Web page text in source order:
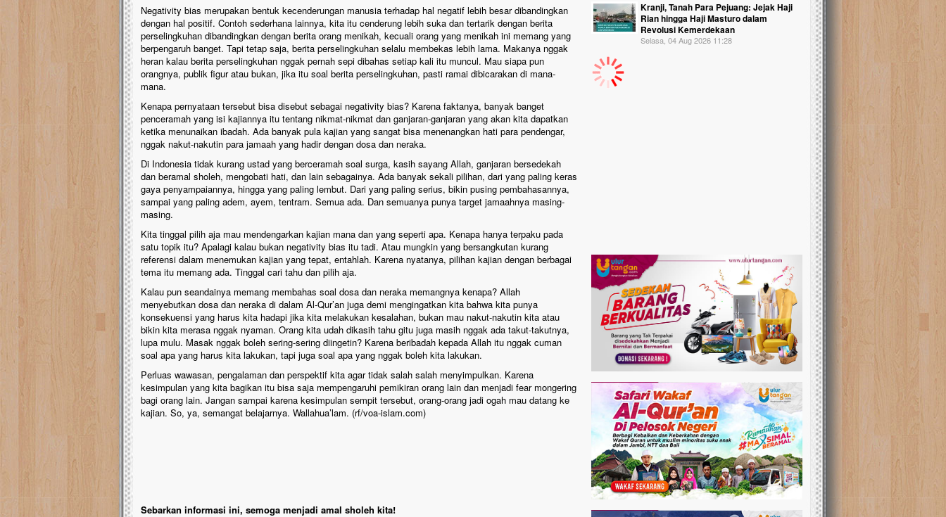
Negativity bias merupakan bentuk kecenderungan manusia terhadap hal negatif lebih besar dibandingkan
dengan hal positif. Contoh sederhana lainnya, kita itu cenderung lebih suka dan tertarik dengan berita
perselingkuhan dibandingkan dengan berita orang menikah, kecuali orang yang menikah ini memang yang
berpengaruh banget. Tapi tetap saja, berita perselingkuhan selalu membekas lebih lama. Makanya nggak
heran kalau berita perselingkuhan nggak pernah sepi dibahas setiap kali itu muncul. Mau siapa pun
orangnya, publik figur atau bukan, jika itu soal berita perselingkuhan, pasti ramai dibicarakan di mana-
mana.
Kenapa pernyataan tersebut bisa disebut sebagai negativity bias? Karena faktanya, banyak banget
penceramah yang isi kajiannya itu tentang nikmat-nikmat dan ganjaran-ganjaran yang akan kita dapatkan
ketika menunaikan ibadah. Ada banyak pula kajian yang sangat bisa menenangkan hati para pendengar,
nggak nakut-nakutin para jamaah yang hadir dengan dosa dan neraka.
Di Indonesia tidak kurang ustad yang berceramah soal surga, kasih sayang Allah, ganjaran bersedekah
dan beramal sholeh, mengobati hati, dan lain sebagainya. Ada banyak sekali pilihan, dari yang paling keras
gaya penyampaiannya, hingga yang paling lembut. Dari yang paling serius, bikin pusing pembahasannya,
sampai yang paling adem, ayem, tentram. Semua ada. Dan semuanya punya target jamaahnya masing-
masing.
Kita tinggal pilih aja mau mendengarkan kajian mana dan yang seperti apa. Kenapa hanya terpaku pada
satu topik itu? Apalagi kalau bukan negativity bias itu tadi. Atau mungkin yang bersangkutan kurang
referensi dalam menemukan kajian yang tepat, entahlah. Karena nyatanya, pilihan kajian dengan berbagai
tema itu memang ada. Tinggal cari tahu dan pilih aja.
Kalau pun seandainya memang membahas soal dosa dan neraka memangnya kenapa? Allah
menyebutkan dosa dan neraka di dalam Al-Qur’an juga demi mengingatkan kita bahwa kita punya
konsekuensi yang harus kita hadapi jika kita melakukan kesalahan, bukan mau nakut-nakutin kita atau
bikin kita merasa nggak nyaman. Orang kita udah dikasih tahu gitu juga masih nggak ada takut-takutnya,
lupa mulu. Masak nggak boleh sering-sering diingetin? Karena beribadah kepada Allah itu nggak cuman
soal apa yang harus kita lakukan, tapi juga soal apa yang nggak boleh kita lakukan.
Perluas wawasan, pengalaman dan perspektif kita agar tidak salah salah menyimpulkan. Karena
kesimpulan yang kita bagikan itu bisa saja mempengaruhi pemikiran orang lain dan menjadi fear mongering
bagi orang lain. Jangan sampai karena kesimpulan sempit tersebut, orang-orang jadi ogah mau datang ke
kajian. So, ya, semangat belajarnya. Wallahua’lam. (rf/voa-islam.com)
Sebarkan informasi ini, semoga menjadi amal sholeh kita!
Kranji, Tanah Para Pejuang: Jejak Haji
Rian hingga Haji Masturo dalam
Revolusi Kemerdekaan
Selasa, 04 Aug 2026 11:28